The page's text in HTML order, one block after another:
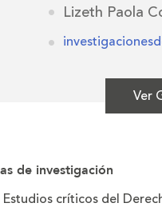
Lizeth Paola
Ver
de investigación
Estudios críticos del